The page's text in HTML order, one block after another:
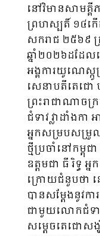
នៅវិមានសាមគ្គី
ព្រហស្បតិ៍ ១៤កើ
សករាជ ២៥៦៩ ត្
ឆ្នាំ២០២៦ដដែ
អង្គការយូណេស្កូ
សេនាបតីតេជោ
ព្រះរាជាណាចក្
ជំទាវ វ្លាដាំងកា
អ្នកសម្របសម្រួ
ថ្មីប្រចាំនៅកម្ពុ
ឧត្តមជា ធី រិទ្ធ
ក្រោយជំនួបថា ន
បានសម្ដែងនូវក
ជាមួយលោកជំទ
សម្ដេចតេជោសង្